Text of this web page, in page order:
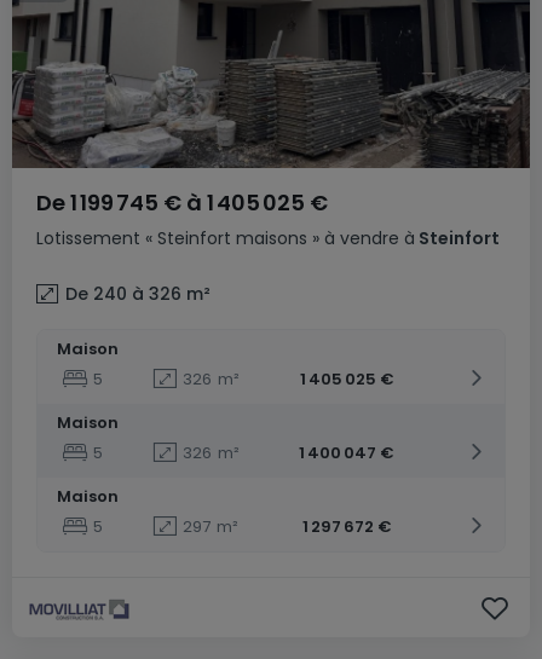
Lotissement « Steinfort maisons » à vendre à Steinfort
De1 199 745 € à 1 405 025 €
De 240 à 326 m²
Maison
5
326 m²
1 405 025 €
Maison
5
326 m²
1 400 047 €
Maison
5
297 m² 1 297 672 €